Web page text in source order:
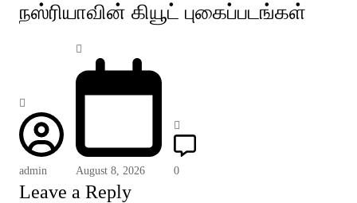
நஸ்ரியாவின் கியூட் புகைப்படங்கள்
admin August 8, 2026 0
Leave a Reply